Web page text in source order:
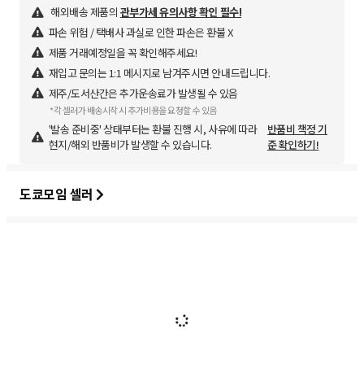
해외배송 제품의 관부가세 유의사항 확인 필수!
파손 위험 / 택배사 과실로 인한 파손은 환불 X
제품 거래예정일을 꼭 확인해주세요!
재입고 문의는 1:1 메시지로 남겨주시면 안내드립니다.
제주/도서산간은 추가운송료가 발생될 수 있음
*각 셀러가 배송시작 시 추가비용을 요청할 수 있음
'발송 준비중' 상태부터는 환불 진행 시, 사유에 따라
현지/해외 반품비가 발생할 수 있습니다.
반품비 책정 기
준 확인하기!
도쿄모임 셀러